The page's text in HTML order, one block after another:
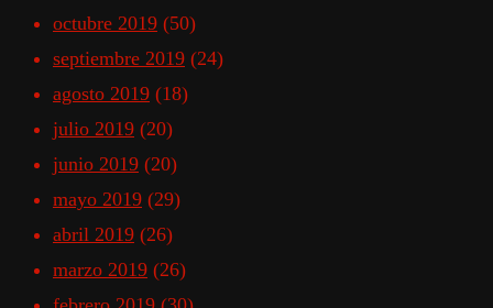
octubre 2019 (50)
septiembre 2019 (24)
agosto 2019 (18)
julio 2019 (20)
junio 2019 (20)
mayo 2019 (29)
abril 2019 (26)
marzo 2019 (26)